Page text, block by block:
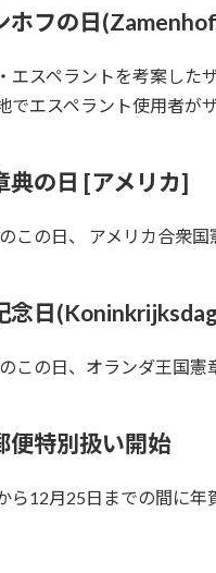
ホフの日
エスペラントを考案した
でエスペラント使用者が
典の日 [アメリカ]
この日、 アメリカ合衆
念日
この日、オランダ王国憲
便特別扱い開始
ら12月25日までの間に年